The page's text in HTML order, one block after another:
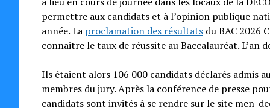
permettre aux candidats et à l’opinion publique
année. La proclamation des résultatsdu BAC 2026
connaitre le taux de réussite au Baccalauréat. L’an
Ils étaient alors 106 000 candidats déclarés admis
membres du jury. Après la conférence de presse
candidats sont invités à se rendre sur le site men-